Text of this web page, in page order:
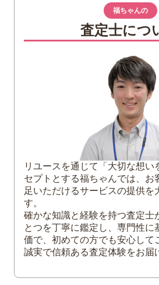
民芸品の定義と歴史的背
伝統的工芸品や骨董品
江戸切子などのガラス工
そのほかの民芸品（木
品・郷土玩具など）
3
民芸品の買取相場一覧表
代表的な民芸品の参考
引例
4
民芸品の買取価格を決め
ント
保存状態
福ちゃんの
査定士につ
リユースを通じて「大切な想い
セプトとする福ちゃんでは、お
足いただけるサービスの提供を
す。
確かな知識と経験を持つ査定士
とつを丁寧に鑑定し、専門性に
価で、初めての方でも安心して
誠実で信頼ある査定体験をお届